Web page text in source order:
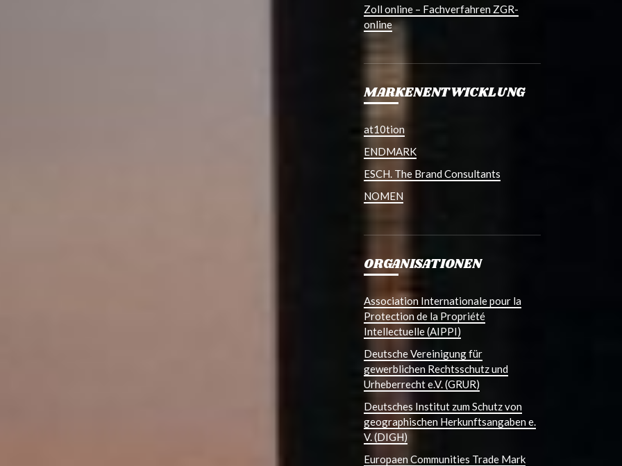
Zoll online – Fachverfahren ZGR-
online
MARKENENTWICKLUNG
at10tion
ENDMARK
ESCH. The Brand Consultants
NOMEN
ORGANISATIONEN
Association Internationale pour la
Protection de la Propriété
Intellectuelle (AIPPI)
Deutsche Vereinigung für
gewerblichen Rechtsschutz und
Urheberrecht e.V. (GRUR)
Deutsches Institut zum Schutz von
geographischen Herkunftsangaben e.
V. (DIGH)
Europaen Communities Trade Mark